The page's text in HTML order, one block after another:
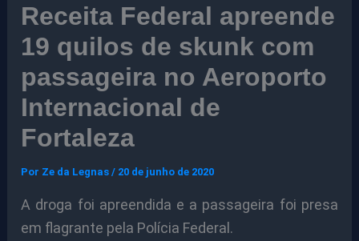
Receita Federal apreende
19 quilos de skunk com
passageira no Aeroporto
Internacional de
Fortaleza
Por Ze da Legnas/ 20 de junho de 2020
A droga foi apreendida e a passageira foi presa
em flagrante pela Polícia Federal.